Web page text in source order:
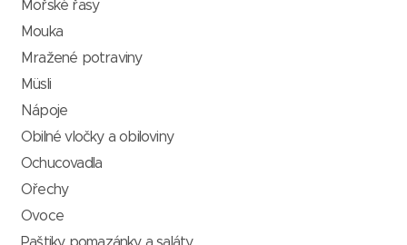
Mořské řasy
Mouka
Mražené potraviny
Müsli
Nápoje
Obilné vločky a obiloviny
Ochucovadla
Ořechy
Ovoce